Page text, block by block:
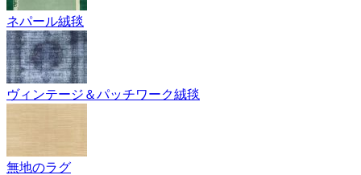
ネパール絨毯
ヴィンテージ＆パッチワーク絨毯
無地のラグ